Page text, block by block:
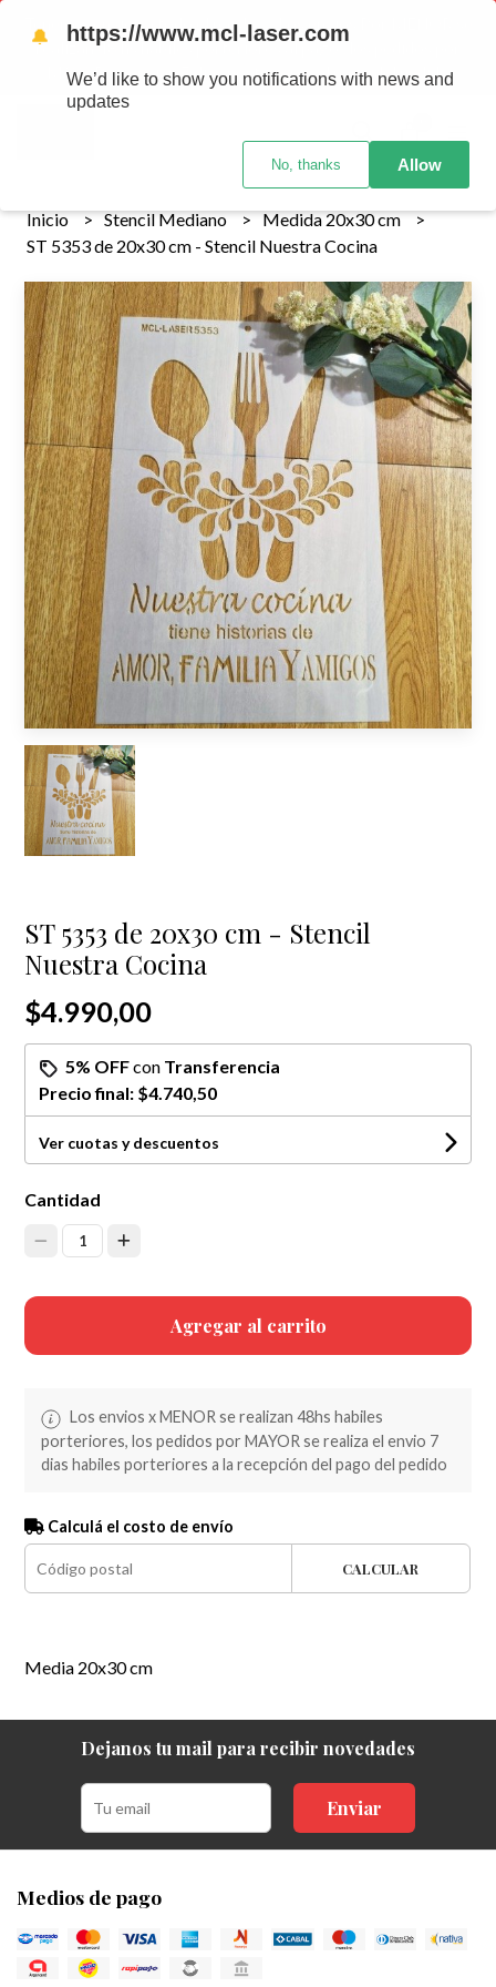
Tenemos envios a todo el pais!........ Los envios Por MENOR se
realizan 48 hs habiles porteriores al pago , los pedidos por
MAYOR se envian 7 dias posteriores al pago del pedido
Inicio Stencil Mediano
Medida 20x30 cm
ST 5353 de 20x30 cm - Stencil Nuestra Cocina
ST 5353 de 20x30 cm - Stencil
Nuestra Cocina
$4.990,00
5% OFFcon Transferencia
Precio final: $4.740,50
Ver cuotas y descuentos
Cantidad
1
Agregar al carrito
Los envios x MENOR se realizan 48hs habiles
porteriores, los pedidos por MAYOR se realiza el envio 7
dias habiles porteriores a la recepción del pago del pedido
Calculá el costo de envío
CALCULAR
Media 20x30 cm
Dejanos tu mail para recibir novedades
Enviar
Medios de pago
🔔 https://www.mcl-laser.com
We’d like to show you notifications with news and
updates
No, thanks Allow